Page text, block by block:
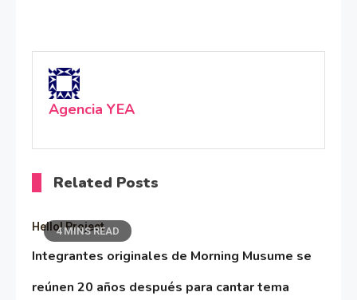
Agencia YEA
Related Posts
4 MINS READ
Hello! Project
Integrantes originales de Morning Musume se
reúnen 20 años después para cantar tema